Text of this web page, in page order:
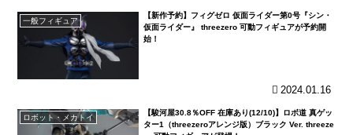
一般フィギュア
【新作予約】フィグゼロ 仮面ライダー第0号『シン・
仮面ライダー』 threezero 可動フィギュアが予約開
始！
2024.01.16
ロボット・メカトイ
【駿河屋30.8％OFF 在庫あり(12/10)】ロボ道 真ゲッ
ター1（threezeroアレンジ版）ブラック Ver. threeze